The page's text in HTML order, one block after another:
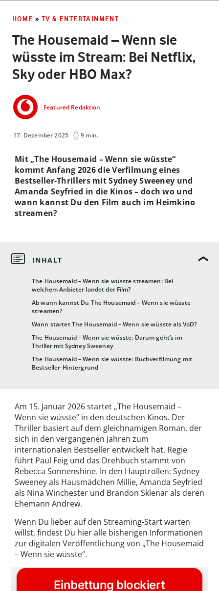
HOME » TV & ENTERTAINMENT
The Housemaid – Wenn sie
wüsste im Stream: Bei Netflix,
Sky oder HBO Max?
Featured Redaktion
17. Dezember 2025 9 min.
The Housemaid – Wenn sie wüsste streamen: Bei
welchem Anbieter landet der Film?
Ab wann kannst Du The Housemaid – Wenn sie wüsste
streamen?
Wann startet The Housemaid – Wenn sie wüsste als VoD?
The Housemaid – Wenn sie wüsste: Darum geht’s im
Thriller mit Sydney Sweeney
The Housemaid – Wenn sie wüsste: Buchverfilmung mit
Bestseller-Hintergrund
Mit „The Housemaid – Wenn sie wüsste“
kommt Anfang 2026 die Verfilmung eines
Bestseller-Thrillers mit Sydney Sweeney und
Amanda Seyfried in die Kinos – doch wo und
wann kannst Du den Film auch im Heimkino
streamen?
Am 15. Januar 2026 startet „The Housemaid –
Wenn sie wüsste“ in den deutschen Kinos. Der
Thriller basiert auf dem gleichnamigen Roman, der
sich in den vergangenen Jahren zum
internationalen Bestseller entwickelt hat. Regie
führt Paul Feig und das Drehbuch stammt von
Rebecca Sonnenshine. In den Hauptrollen: Sydney
Sweeney als Hausmädchen Millie, Amanda Seyfried
als Nina Winchester und Brandon Sklenar als deren
Ehemann Andrew.
Wenn Du lieber auf den Streaming-Start warten
willst, findest Du hier alle bisherigen Informationen
zur digitalen Veröffentlichung von „The Housemaid
– Wenn sie wüsste“.